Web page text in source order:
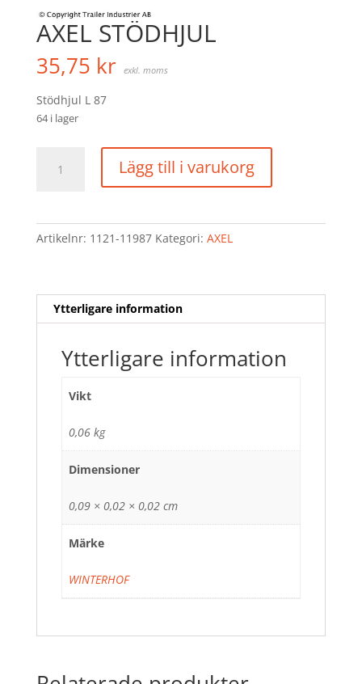
AXEL STÖDHJUL
35,75 kr exkl. moms
Stödhjul L 87
64 i lager
STÖDHJUL
Lägg till i varukorg
Artikelnr: 1121-11987 Kategori: AXEL
Ytterligare information
Ytterligare information
Vikt
0,06 kg
Dimensioner
0,09 × 0,02 × 0,02 cm
Märke
WINTERHOF